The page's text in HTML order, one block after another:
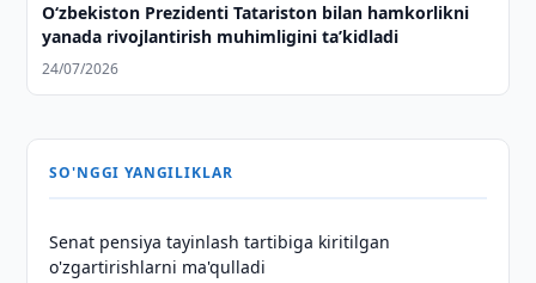
Oʻzbekiston Prezidenti Tatariston bilan hamkorlikni
yanada rivojlantirish muhimligini taʼkidladi
24/07/2026
SO'NGGI YANGILIKLAR
Senat pensiya tayinlash tartibiga kiritilgan
o'zgartirishlarni ma'qulladi